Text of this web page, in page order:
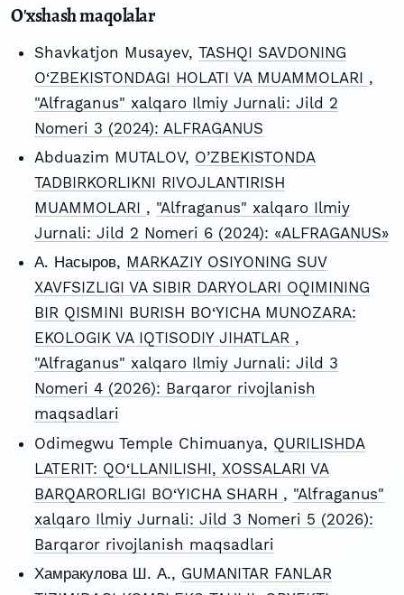
O'xshash maqolalar
Shavkatjon Musayev, TASHQI SAVDONING
O‘ZBEKISTONDAGI HOLATI VA MUAMMOLARI ,
"Alfraganus" xalqaro Ilmiy Jurnali: Jild 2
Nomeri 3 (2024): ALFRAGANUS
Abduazim MUTALOV, O’ZBEKISTONDA
TADBIRKORLIKNI RIVOJLANTIRISH
MUAMMOLARI , "Alfraganus" xalqaro Ilmiy
Jurnali: Jild 2 Nomeri 6 (2024): «ALFRAGANUS»
А. Насыров, MARKAZIY OSIYONING SUV
XAVFSIZLIGI VA SIBIR DARYOLARI OQIMINING
BIR QISMINI BURISH BO‘YICHA MUNOZARA:
EKOLOGIK VA IQTISODIY JIHATLAR ,
"Alfraganus" xalqaro Ilmiy Jurnali: Jild 3
Nomeri 4 (2026): Barqaror rivojlanish
maqsadlari
Odimegwu Temple Chimuanya, QURILISHDA
LATERIT: QO‘LLANILISHI, XOSSALARI VA
BARQARORLIGI BO‘YICHA SHARH , "Alfraganus"
xalqaro Ilmiy Jurnali: Jild 3 Nomeri 5 (2026):
Barqaror rivojlanish maqsadlari
Хамракулова Ш. А., GUMANITAR FANLAR